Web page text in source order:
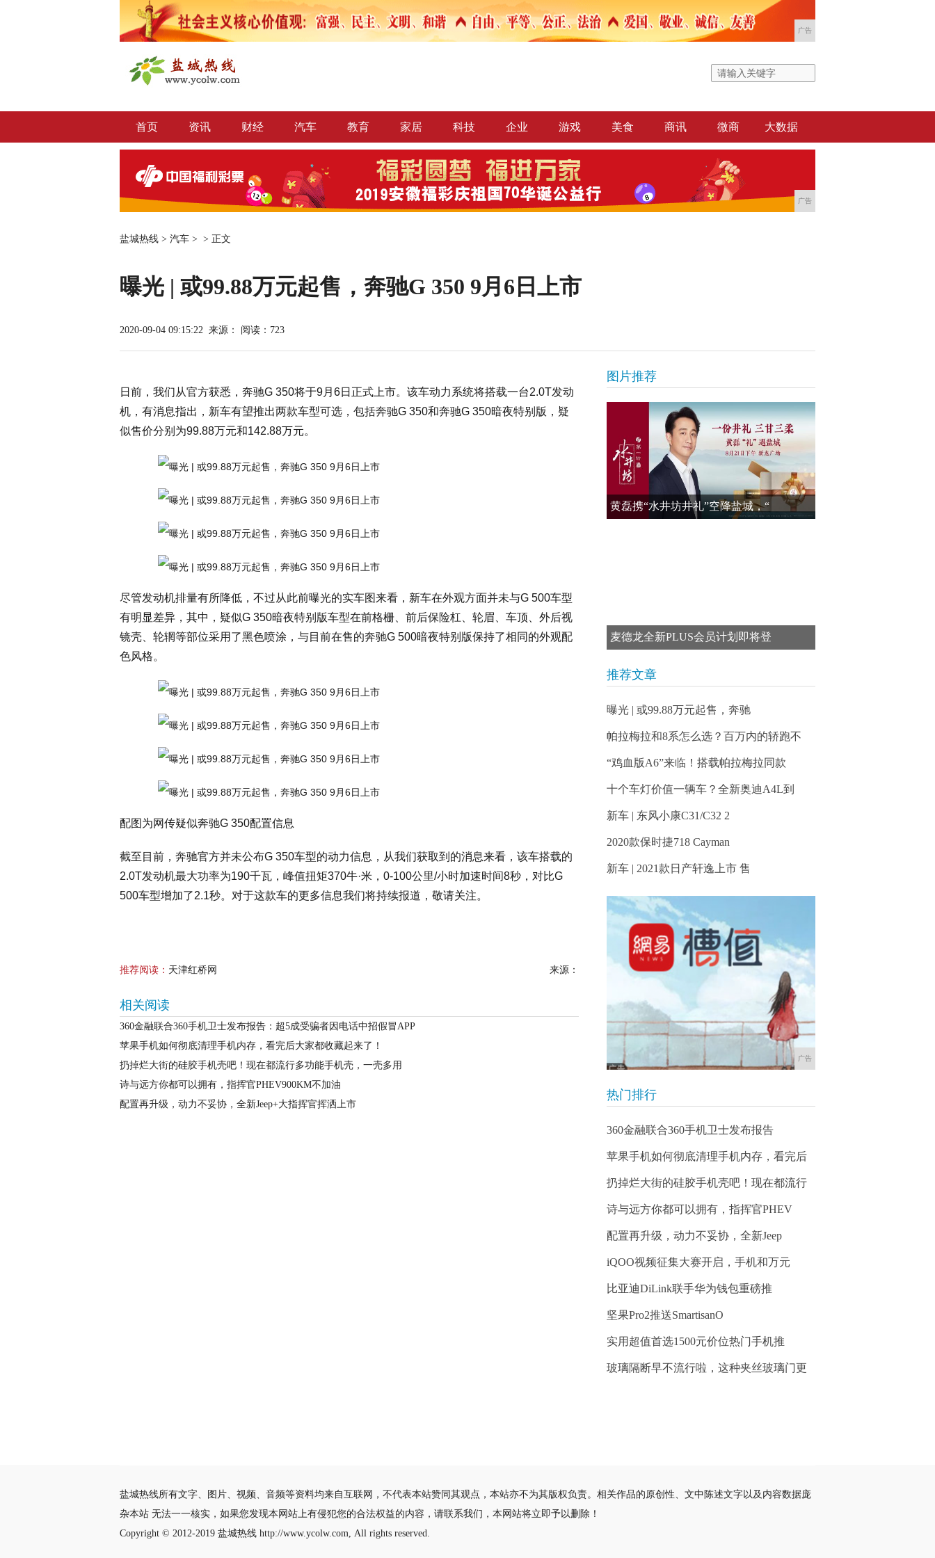
广告
首页 资讯 财经 汽车 教育 家居 科技 企业 游戏 美食 商讯 微商 大数据
广告
盐城热线 > 汽车 > > 正文
曝光 | 或99.88万元起售，奔驰G 350 9月6日上市
2020-09-04 09:15:22 来源： 阅读：723
日前，我们从官方获悉，奔驰G 350将于9月6日正式上市。该车动力系统将搭载一台2.0T发动
机，有消息指出，新车有望推出两款车型可选，包括奔驰G 350和奔驰G 350暗夜特别版，疑
似售价分别为99.88万元和142.88万元。
尽管发动机排量有所降低，不过从此前曝光的实车图来看，新车在外观方面并未与G 500车型
有明显差异，其中，疑似G 350暗夜特别版车型在前格栅、前后保险杠、轮眉、车顶、外后视
镜壳、轮辋等部位采用了黑色喷涂，与目前在售的奔驰G 500暗夜特别版保持了相同的外观配
色风格。
配图为网传疑似奔驰G 350配置信息
截至目前，奔驰官方并未公布G 350车型的动力信息，从我们获取到的消息来看，该车搭载的
2.0T发动机最大功率为190千瓦，峰值扭矩370牛·米，0-100公里/小时加速时间8秒，对比G
500车型增加了2.1秒。对于这款车的更多信息我们将持续报道，敬请关注。
推荐阅读： 天津红桥网 来源：
相关阅读
360金融联合360手机卫士发布报告：超5成受骗者因电话中招假冒APP
苹果手机如何彻底清理手机内存，看完后大家都收藏起来了！
扔掉烂大街的硅胶手机壳吧！现在都流行多功能手机壳，一壳多用
诗与远方你都可以拥有，指挥官PHEV900KM不加油
配置再升级，动力不妥协，全新Jeep+大指挥官挥洒上市
图片推荐
黄磊携“水井坊井礼”空降盐城，“
麦德龙全新PLUS会员计划即将登
推荐文章
曝光 | 或99.88万元起售，奔驰
帕拉梅拉和8系怎么选？百万内的轿跑不
“鸡血版A6”来临！搭载帕拉梅拉同款
十个车灯价值一辆车？全新奥迪A4L到
新车 | 东风小康C31/C32 2
2020款保时捷718 Cayman
新车 | 2021款日产轩逸上市 售
广告
热门排行
360金融联合360手机卫士发布报告
苹果手机如何彻底清理手机内存，看完后
扔掉烂大街的硅胶手机壳吧！现在都流行
诗与远方你都可以拥有，指挥官PHEV
配置再升级，动力不妥协，全新Jeep
iQOO视频征集大赛开启，手机和万元
比亚迪DiLink联手华为钱包重磅推
坚果Pro2推送SmartisanO
实用超值首选1500元价位热门手机推
玻璃隔断早不流行啦，这种夹丝玻璃门更
盐城热线所有文字、图片、视频、音频等资料均来自互联网，不代表本站赞同其观点，本站亦不为其版权负责。相关作品的原创性、文中陈述文字以及内容数据庞
杂本站 无法一一核实，如果您发现本网站上有侵犯您的合法权益的内容，请联系我们，本网站将立即予以删除！
Copyright © 2012-2019 盐城热线 http://www.ycolw.com, All rights reserved.